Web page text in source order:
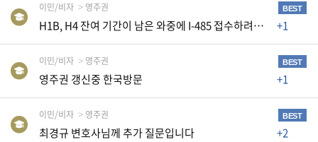
칼
럼
국
활
TIP
이민/비자 영주권 BEST
H1B, H4 잔여 기간이 남은 와중에 I-485 접수하려는데 AP카드와 EAD신청이 필요할까요 +1
이민/비자 영주권 BEST
영주권 갱신중 한국방문 +1
이민/비자 영주권 BEST
최경규 변호사님께 추가 질문입니다 +2